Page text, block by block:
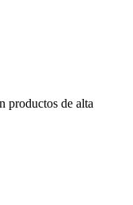
productos de alta